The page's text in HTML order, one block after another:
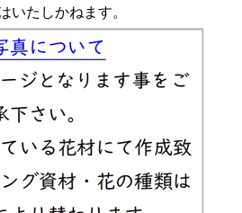
いたしかねます。